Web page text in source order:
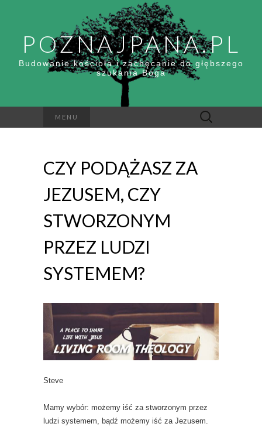
POZNAJPANA.PL
Budowanie kościoła i zachęcanie do głębszego
szukania Boga
MENU Szukaj:
CZY PODĄŻASZ ZA
JEZUSEM, CZY
STWORZONYM
PRZEZ LUDZI
SYSTEMEM?
Steve
Mamy wybór: możemy iść za stworzonym przez
ludzi systemem, bądź możemy iść za Jezusem.